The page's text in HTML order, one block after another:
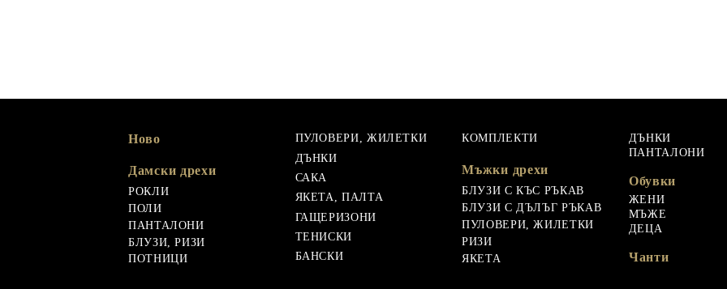
Ново
Дамски дрехи
РОКЛИ
ПОЛИ
ПАНТАЛОНИ
БЛУЗИ, РИЗИ
ПОТНИЦИ
ПУЛОВЕРИ, ЖИЛЕТКИ
ДЪНКИ
САКА
ЯКЕТА, ПАЛТА
ГАЩЕРИЗОНИ
ТЕНИСКИ
БАНСКИ
КОМПЛЕКТИ
Мъжки дрехи
БЛУЗИ С КЪС РЪКАВ
БЛУЗИ С ДЪЛЪГ РЪКАВ
ПУЛОВЕРИ, ЖИЛЕТКИ
РИЗИ
ЯКЕТА
ДЪНКИ
ПАНТАЛОНИ
Обувки
ЖЕНИ
МЪЖЕ
ДЕЦА
Чанти